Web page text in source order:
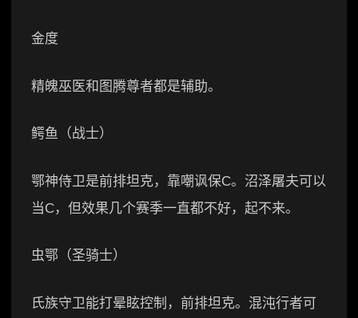
金度
精魄巫医和图腾尊者都是辅助。
鳄鱼（战士）
鄂神侍卫是前排坦克，靠嘲讽保C。沼泽屠夫可以
当C，但效果几个赛季一直都不好，起不来。
虫鄂（圣骑士）
氏族守卫能打晕眩控制，前排坦克。混沌行者可